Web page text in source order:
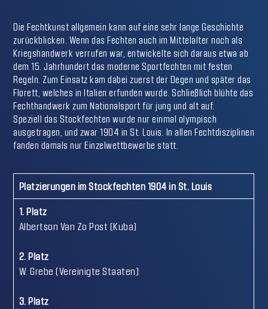
Die Fechtkunst allgemein kann auf eine sehr lange Geschichte
zurückblicken. Wenn das Fechten auch im Mittelalter noch als
Kriegshandwerk verrufen war, entwickelte sich daraus etwa ab
dem 15. Jahrhundert das moderne Sportfechten mit festen
Regeln. Zum Einsatz kam dabei zuerst der Degen und später das
Florett, welches in Italien erfunden wurde. Schließlich blühte das
Fechthandwerk zum Nationalsport für jung und alt auf.
Speziell das Stockfechten wurde nur einmal olympisch
ausgetragen, und zwar 1904 in St. Louis. In allen Fechtdisziplinen
fanden damals nur Einzelwettbewerbe statt.
Platzierungen im Stockfechten 1904 in St. Louis
1. Platz
Albertson Van Zo Post (Kuba)
2. Platz
W. Grebe (Vereinigte Staaten)
3. Platz